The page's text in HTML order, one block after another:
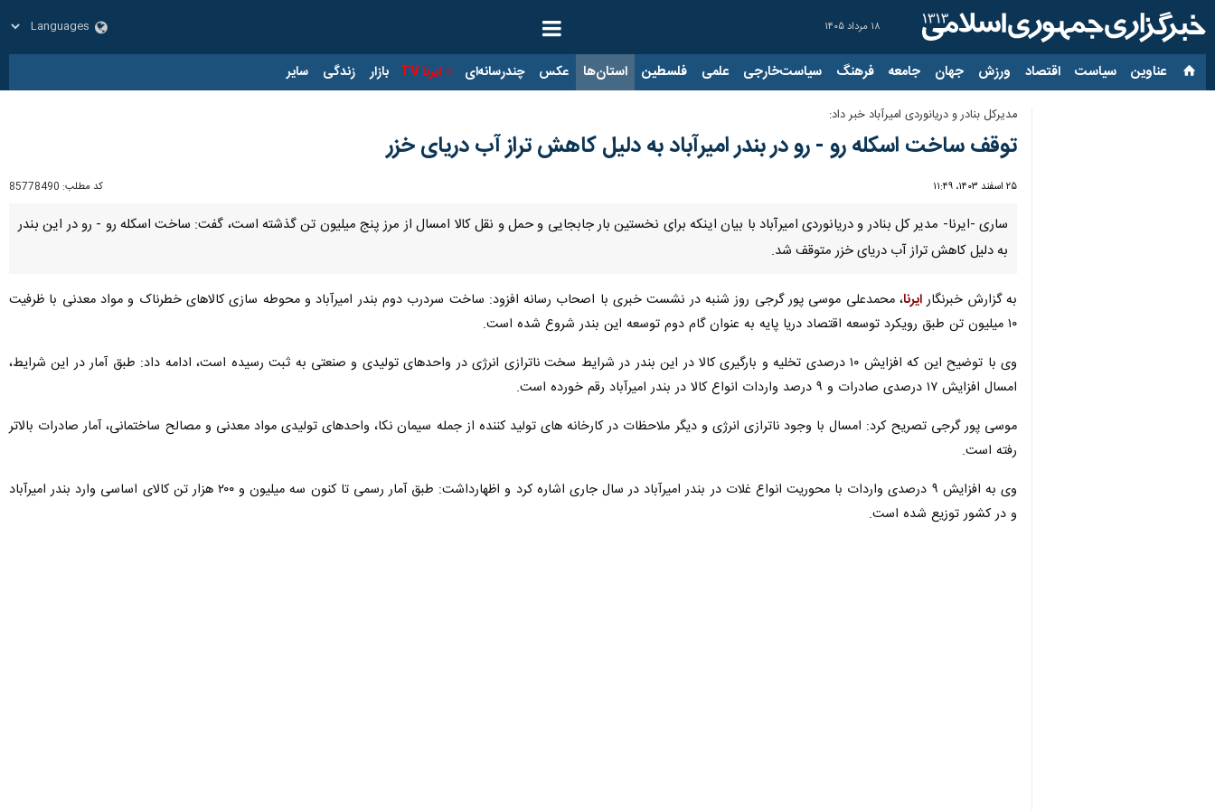
۱۸ مرداد ۱۴۰۵
عناوین‌ سیاست اقتصاد ورزش جهان جامعه فرهنگ سیاست‌خارجی علمی فلسطین استان‌ها عکس چندرسانه‌ای ایرنا TV بازار زندگی سایر
مدیرکل بنادر و دریانوردی امیرآباد خبر داد:
توقف ساخت اسکله رو - رو در بندر امیرآباد به دلیل کاهش تراز آب دریای خزر
۲۵ اسفند ۱۴۰۳، ۱۱:۴۹ کد مطلب: 85778490
ساری -ایرنا- مدیر کل بنادر و دریانوردی امیرآباد با بیان اینکه برای نخستین بار جابجایی و حمل و نقل کالا امسال از مرز پنج میلیون تن گذشته است، گفت: ساخت اسکله رو - رو در این بندر
به دلیل کاهش تراز آب دریای خزر متوقف شد.
به گزارش خبرنگارایرنا، محمدعلی موسی پور گرجی روز شنبه در نشست خبری با اصحاب رسانه افزود: ساخت سردرب دوم بندر امیرآباد و محوطه سازی کالاهای خطرناک و مواد معدنی با ظرفیت
۱۰ میلیون تن طبق رویکرد توسعه اقتصاد دریا پایه به عنوان گام دوم توسعه این بندر شروع شده است.
وی با توضیح این که افزایش ۱۰ درصدی تخلیه و بارگیری کالا در این بندر در شرایط سخت ناترازی انرژی در واحدهای تولیدی و صنعتی به ثبت رسیده است، ادامه داد: طبق آمار در این شرایط،
امسال افزایش ۱۷ درصدی صادرات و ۹ درصد واردات انواع کالا در بندر امیرآباد رقم خورده است.
موسی پور گرجی تصریح کرد: امسال با وجود ناترازی انرژی و دیگر ملاحظات در کارخانه های تولید کننده از جمله سیمان نکا، واحدهای تولیدی مواد معدنی و مصالح ساختمانی، آمار صادرات بالاتر
رفته است.
وی به افزایش ۹ درصدی واردات با محوریت انواع غلات در بندر امیرآباد در سال جاری اشاره کرد و اظهارداشت: طبق آمار رسمی تا کنون سه میلیون و ۲۰۰ هزار تن کالای اساسی وارد بندر امیرآباد
و در کشور توزیع شده است.